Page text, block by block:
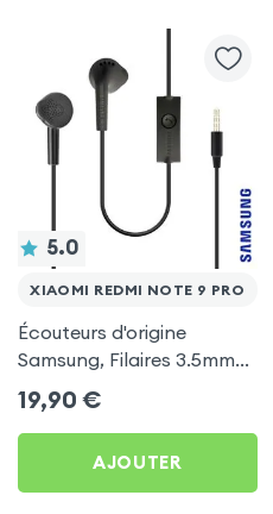
5.0
XIAOMI REDMI NOTE 9 PRO
Écouteurs d'origine
Samsung, Filaires 3.5mm
Kit mains Libres (Service
Pack) - Noir pour Xiaomi
Redmi Note 9 Pro
19,90 €
AJOUTER